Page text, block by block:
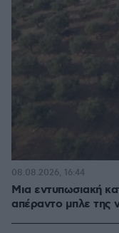
Μια εντυπωσιακή
απέραντο μπλε της
08.08.2026, 16:44